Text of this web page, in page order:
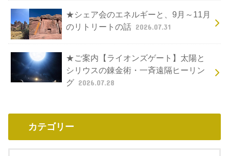
★シェア会のエネルギーと、9月～11月
のリトリートの話 2026.07.31
★ご案内【ライオンズゲート】太陽と
シリウスの錬金術・一斉遠隔ヒーリン
グ 2026.07.28
カテゴリー